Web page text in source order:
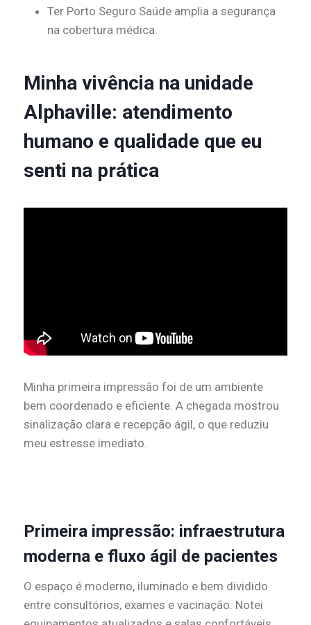
Ter Porto Seguro Saúde amplia a segurança
na cobertura médica.
Minha vivência na unidade
Alphaville: atendimento
humano e qualidade que eu
senti na prática
Minha primeira impressão foi de um ambiente
bem coordenado e eficiente. A chegada mostrou
sinalização clara e recepção ágil, o que reduziu
meu estresse imediato.
Primeira impressão: infraestrutura
moderna e fluxo ágil de pacientes
O espaço é moderno, iluminado e bem dividido
entre consultórios, exames e vacinação. Notei